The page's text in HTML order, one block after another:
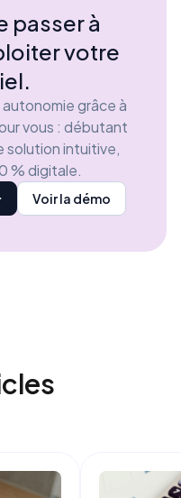
passer à
votre
grâce à
vous : débutant
solution intuitive,
% digitale.
Voir la démo